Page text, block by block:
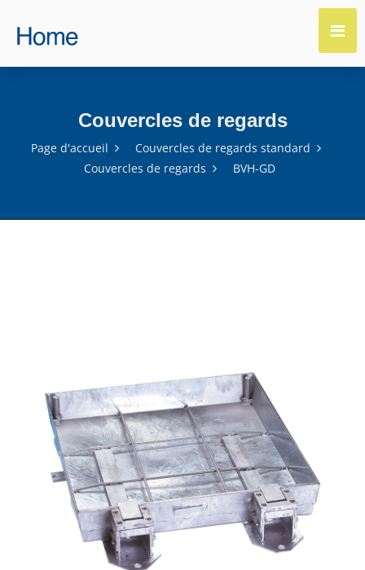
Couvercles de regards
Page d'accueil
Couvercles de regards standard
Couvercles de regards
BVH-GD